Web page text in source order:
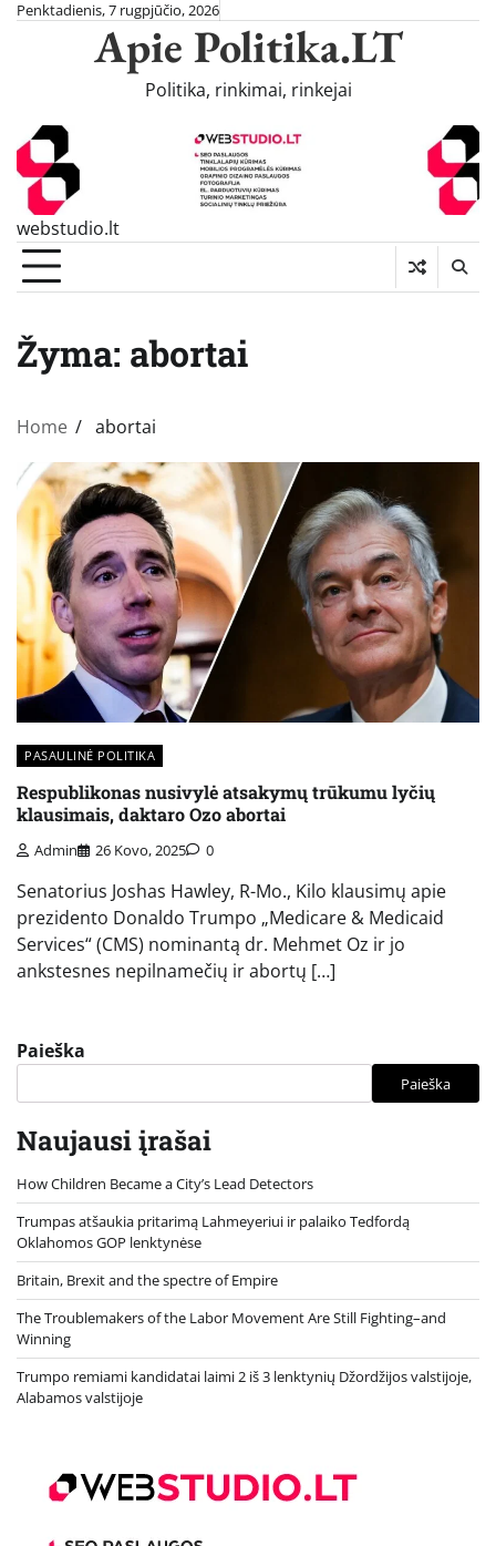
SkipPenktadienis, 7 rugpjūčio, 2026
Apie Politika.LT
Politika, rinkimai, rinkejai
webstudio.lt
Žyma: abortai
Home abortai
PASAULINĖ POLITIKA
Respublikonas nusivylė atsakymų trūkumu lyčių
klausimais, daktaro Ozo abortai
Admin 26 Kovo, 2025 0
Senatorius Joshas Hawley, R-Mo., Kilo klausimų apie
prezidento Donaldo Trumpo „Medicare & Medicaid
Services“ (CMS) nominantą dr. Mehmet Oz ir jo
ankstesnes nepilnamečių ir abortų […]
Paieška
Paieška
Naujausi įrašai
How Children Became a City’s Lead Detectors
Trumpas atšaukia pritarimą Lahmeyeriui ir palaiko Tedfordą
Oklahomos GOP lenktynėse
Britain, Brexit and the spectre of Empire
The Troublemakers of the Labor Movement Are Still Fighting–and
Winning
Trumpo remiami kandidatai laimi 2 iš 3 lenktynių Džordžijos valstijoje,
Alabamos valstijoje